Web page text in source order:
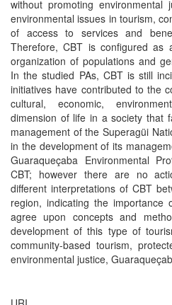
without promoting environmental
environmental issues in tourism,
of access to services and
Therefore, CBT is configured as
organization of populations and
In the studied PAs, CBT is still
initiatives have contributed to the
cultural, economic,
dimension of life in a society that
management of the Superagüi
in the development of its
Guaraqueçaba Environmental
CBT; however there are no
different interpretations of CBT
region, indicating the importance
agree upon concepts and
development of this type of
community-based tourism,
environmental justice,